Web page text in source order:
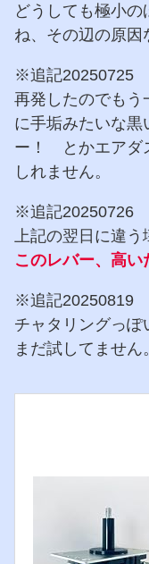
どうしても極小
ね、その辺の原因
※追記20250725
再発したのでもう
に手垢みたいな黒
ー！ とかエアダ
しれません。
※追記20250726
上記の翌日に違う
このレバー、高い
※追記20250819
チャタリングっぽ
まだ試してません。